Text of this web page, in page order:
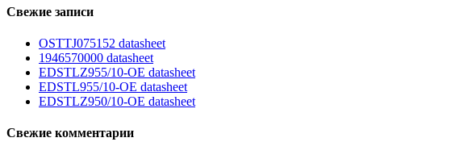
Свежие записи
OSTTJ075152 datasheet
1946570000 datasheet
EDSTLZ955/10-OE datasheet
EDSTL955/10-OE datasheet
EDSTLZ950/10-OE datasheet
Свежие комментарии